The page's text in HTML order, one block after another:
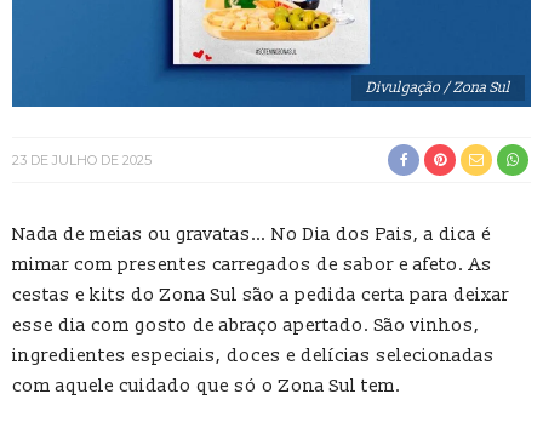
Divulgação / Zona Sul
23 DE JULHO DE 2025
Nada de meias ou gravatas… No Dia dos Pais, a dica é
mimar com presentes carregados de sabor e afeto. As
cestas e kits do Zona Sul são a pedida certa para deixar
esse dia com gosto de abraço apertado. São vinhos,
ingredientes especiais, doces e delícias selecionadas
com aquele cuidado que só o Zona Sul tem.